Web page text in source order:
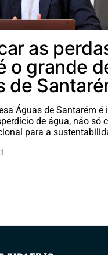
as
o grande
de
Águas de Santarém é
de água, não só
para a